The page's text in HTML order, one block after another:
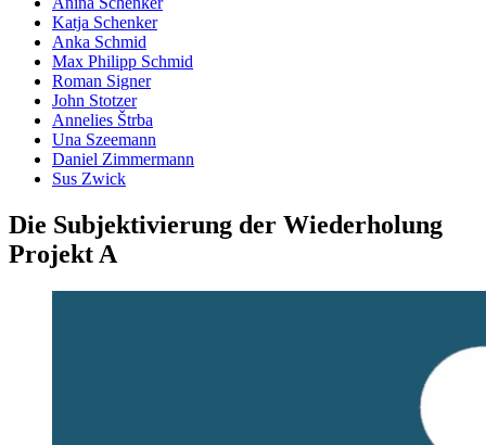
Katja Schenker
Anka Schmid
Max Philipp Schmid
Roman Signer
John Stotzer
Annelies Štrba
Una Szeemann
Daniel Zimmermann
Sus Zwick
Die Subjektivierung der Wiederholung
Projekt A